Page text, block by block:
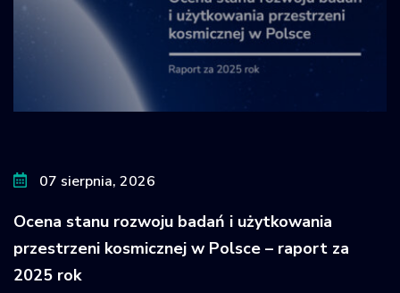
07 sierpnia, 2026
Ocena stanu rozwoju badań i użytkowania
przestrzeni kosmicznej w Polsce – raport za
2025 rok